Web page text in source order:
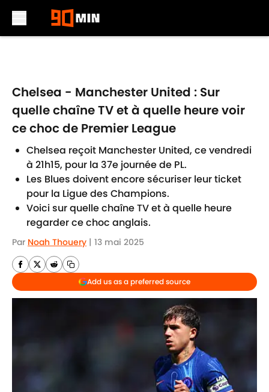
Chelsea - Manchester United : Sur
quelle chaîne TV et à quelle heure voir
ce choc de Premier League
Chelsea reçoit Manchester United, ce vendredi
à 21h15, pour la 37e journée de PL.
Les Blues doivent encore sécuriser leur ticket
pour la Ligue des Champions.
Voici sur quelle chaîne TV et à quelle heure
regarder ce choc anglais.
Par Noah Thouery | 13 mai 2025
Add us as a preferred source